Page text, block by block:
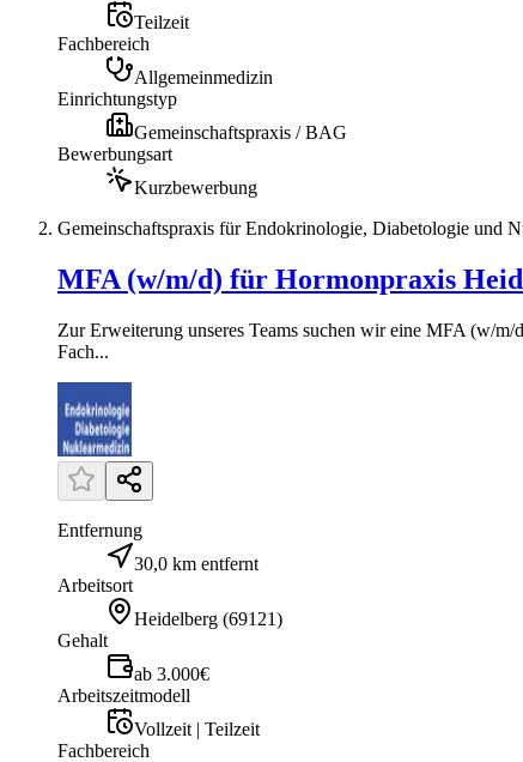
Teilzeit
Fachbereich
Allgemeinmedizin
Einrichtungstyp
Gemeinschaftspraxis / BAG
Bewerbungsart
Kurzbewerbung
Gemeinschaftspraxis für Endokrinologie, Diabetologie und
MFA (w/m/d) für Hormonpraxis
Zur Erweiterung unseres Teams suchen wir eine MFA (w/
Fach...
Entfernung
30,0 km entfernt
Arbeitsort
Heidelberg (69121)
Gehalt
ab 3.000€
Arbeitszeitmodell
Vollzeit | Teilzeit
Fachbereich